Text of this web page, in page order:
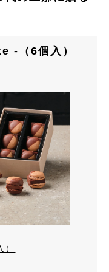
-（6個入）